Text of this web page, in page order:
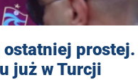
prostej.
już w Turcji